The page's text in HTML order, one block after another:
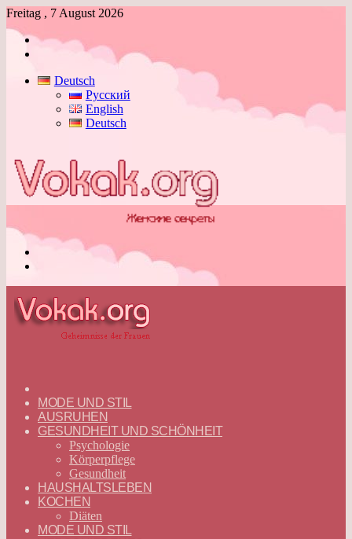
Freitag , 7 August 2026
Anmelden
Deutsch
Русский
English
Deutsch
—
DEUTSCH
MODE UND STIL
AUSRUHEN
GESUNDHEIT UND SCHÖNHEIT
Psychologie
Körperpflege
Gesundheit
HAUSHALTSLEBEN
KOCHEN
Diäten
MODE UND STIL